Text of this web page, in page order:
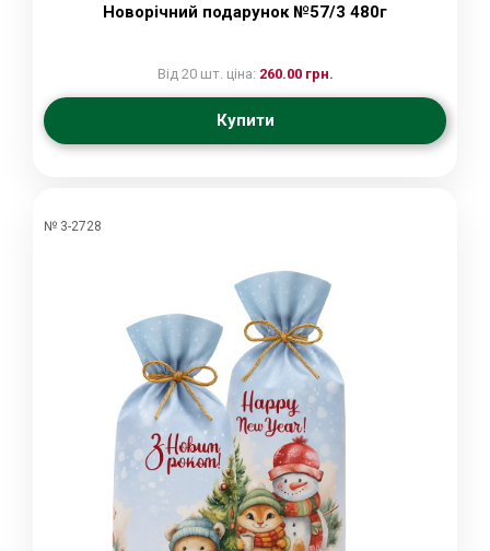
Новорічний подарунок №57/3 480г
Від 20 шт. ціна: 260.00 грн.
Купити
№ 3-2728